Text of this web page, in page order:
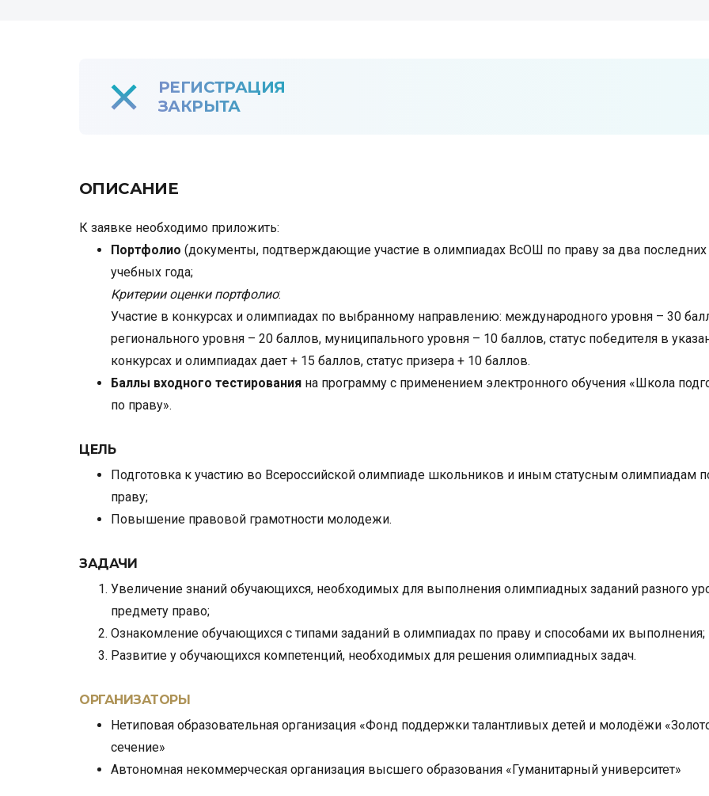
РЕГИСТРАЦИЯ
ЗАКРЫТА
ОПИСАНИЕ
К заявке необходимо приложить:
Портфолио (документы, подтверждающие участие в олимпиадах ВсОШ по праву за два последних
учебных года;
Критерии оценки портфолио:
Участие в конкурсах и олимпиадах по выбранному направлению: международного уровня – 30
регионального уровня – 20 баллов, муниципального уровня – 10 баллов, статус победителя в
конкурсах и олимпиадах дает + 15 баллов, статус призера + 10 баллов.
Баллы входного тестирования на программу с применением электронного обучения «Школа
по праву».
ЦЕЛЬ
Подготовка к участию во Всероссийской олимпиаде школьников и иным статусным олимпиадам
праву;
Повышение правовой грамотности молодежи.
ЗАДАЧИ
Увеличение знаний обучающихся, необходимых для выполнения олимпиадных заданий разного
предмету право;
Ознакомление обучающихся с типами заданий в олимпиадах по праву и способами их выполнения;
Развитие у обучающихся компетенций, необходимых для решения олимпиадных задач.
ОРГАНИЗАТОРЫ
Нетиповая образовательная организация «Фонд поддержки талантливых детей и молодёжи
сечение»
Автономная некоммерческая организация высшего образования «Гуманитарный университет»